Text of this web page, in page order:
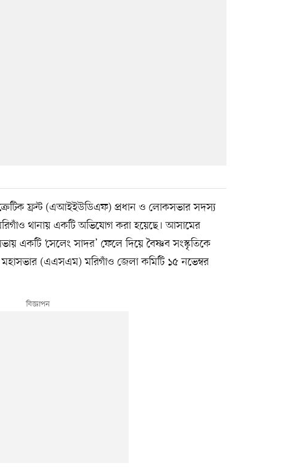
ফ্রন্ট (এআইইউডিএফ) প্রধান ও লোকসভার সদস্য
থানায় একটি অভিযোগ করা হয়েছে। আসামের
একটি ‘সেলেং সাদর’ ফেলে দিয়ে বৈষ্ণব সংস্কৃতিকে
(এএসএম) মরিগাঁও জেলা কমিটি ১৫ নভেম্বর